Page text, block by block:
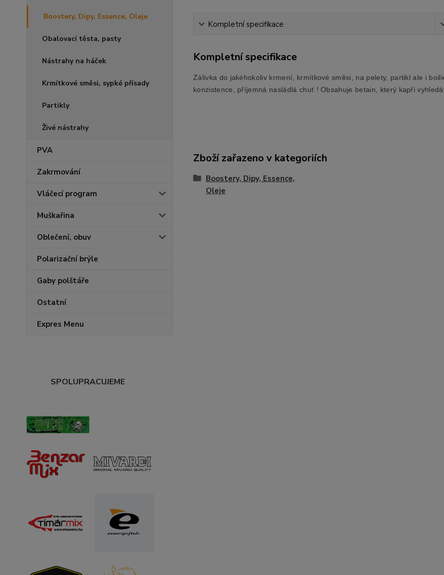
Boostery, Dipy, Essence, Oleje
Obalovací těsta, pasty
Nástrahy na háček
Krmítkové směsi, sypké přísady
Partikly
Živé nástrahy
PVA
Zakrmování
Vláčecí program
Muškařina
Oblečení, obuv
Polarizační brýle
Gaby polštáře
Ostatní
Expres Menu
SPOLUPRACUJEME
Kompletní specifikace
Kompletní specifikace
Zálivka do jakéhokoliv krmení, krmítkové směsi, na pelety, partikl ale i
konzistence, příjemná nasládlá chuť ! Obsahuje betain, který kapři
Zboží zařazeno v kategoriích
Boostery, Dipy, Essence,
Oleje